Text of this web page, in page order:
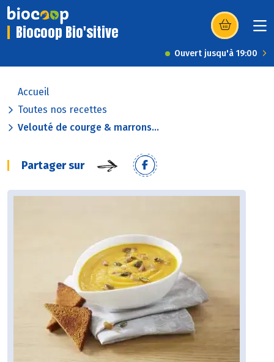
Biocoop Bio'sitive (s’ouvre dans
Ouvert jusqu'à 19:00
Accueil
Toutes nos recettes
Velouté de courge & marrons...
Partager sur